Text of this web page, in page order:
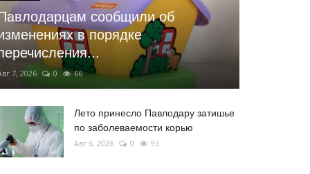
сообщили об
в порядке
7, 2026 0 66
Лето принесло Павлодару затишье
по заболеваемости корью
Авг 6, 2026 0 93